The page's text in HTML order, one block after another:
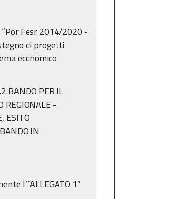
Fesr 2014/2020 -
di progetti
economico
BANDO PER IL
REGIONALE -
ESITO
IN
l’”ALLEGATO 1”